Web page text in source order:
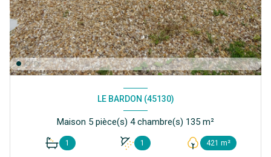
LE BARDON (45130)
Maison 5 pièce(s) 4 chambre(s) 135 m²
1 1 421 m²